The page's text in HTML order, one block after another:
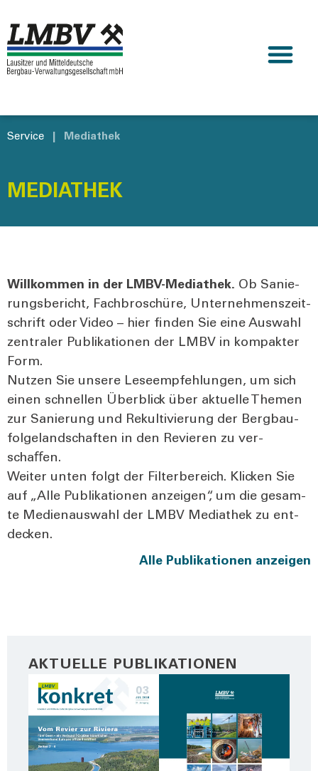
Service Mediathek
MEDIATHEK
Will­kom­men in der LMBV-Media­thek. Ob Sanie­
rungs­be­richt, Fach­bro­schü­re, Unter­neh­mens­zeit­
schrift oder Video – hier fin­den Sie eine Aus­wahl
zen­tra­ler Publi­ka­tio­nen der LMBV in kom­pak­ter
Form.
Nut­zen Sie unse­re Lese­emp­feh­lun­gen, um sich
einen schnel­len Über­blick über aktu­el­le The­men
zur Sanie­rung und Rekul­ti­vie­rung der Berg­bau­
fol­ge­land­schaf­ten in den Revie­ren zu ver­
schaﬀen.
Wei­ter unten folgt der Fil­ter­be­reich. Kli­cken Sie
auf „Alle Publi­ka­tio­nen anzei­gen“, um die gesam­
te Medi­en­aus­wahl der LMBV Media­thek zu ent­
de­cken.
Alle Publi­ka­tio­nen anzei­gen
AKTUELLE PUBLIKATIONEN